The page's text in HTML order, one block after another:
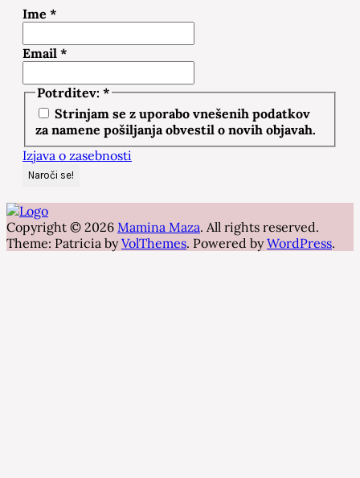
Ime *
Email *
Potrditev: *
Strinjam se z uporabo vnešenih podatkov
za namene pošiljanja obvestil o novih objavah.
Izjava o zasebnosti
Copyright © 2026 Mamina Maza. All rights reserved.
Theme: Patricia byVolThemes. Powered byWordPress.